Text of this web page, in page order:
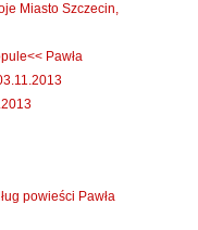
Miasto Szczecin,
Pawła
powieści Pawła